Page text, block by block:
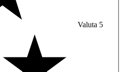
Valuta 5